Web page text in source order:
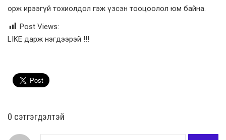
орж ирээгүй тохиолдол гэж үзсэн тооцоолол юм байна.
Post Views:
LIKE дарж нэгдээрэй !!!
0 cэтгэгдэлтэй